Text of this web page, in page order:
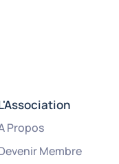
Propos
Membre